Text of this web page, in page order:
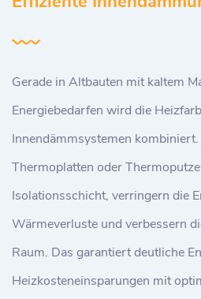
Gerade in Altbauten mit kaltem
Energiebedarfen wird die
Innendämmsystemen
Thermoplatten oder
Isolationsschicht, verringern die
Wärmeverluste und verbessern
Raum. Das garantiert deutliche
Heizkosteneinsparungen mit